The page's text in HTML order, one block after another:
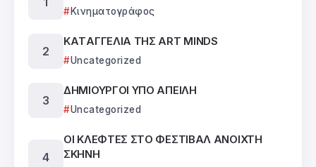
Κινηματογράφος
ΚΑTΑΓΓΕΛΙΑ ΤΗΣ ART MINDS
Uncategorized
ΔΗΜΙΟΥΡΓΟΙ ΥΠΟ ΑΠΕΙΛΗ
Uncategorized
ΟΙ ΚΛΕΦΤΕΣ ΣΤΟ ΦΕΣΤΙΒΑΛ ΑΝΟΙΧΤΗ
ΣΚΗΝΗ